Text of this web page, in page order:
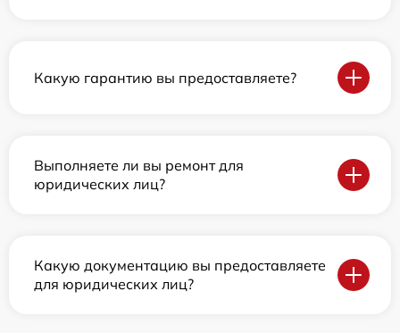
Какую гарантию вы предоставляете?
Выполняете ли вы ремонт для
юридических лиц?
Какую документацию вы предоставляете
для юридических лиц?